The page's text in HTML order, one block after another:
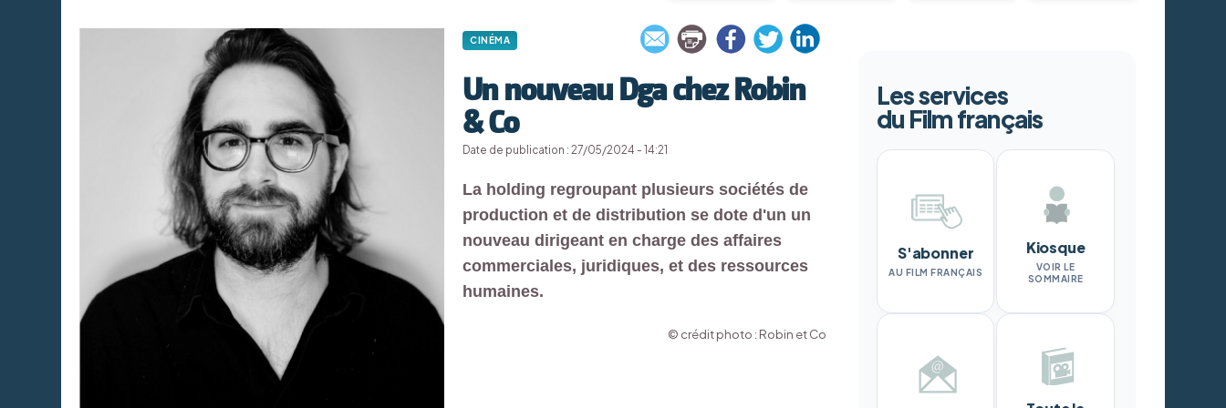
CINÉMA
Un nouveau Dga chez Robin
& Co
Date de publication : 27/05/2024 - 14:21
La holding regroupant plusieurs sociétés de
production et de distribution se dote d'un un
nouveau dirigeant en charge des affaires
commerciales, juridiques, et des ressources
humaines.
© crédit photo : Robin et Co
Les services
du Film français
S'abonner
AU FILM FRANÇAIS
Kiosque
VOIR LE
SOMMAIRE